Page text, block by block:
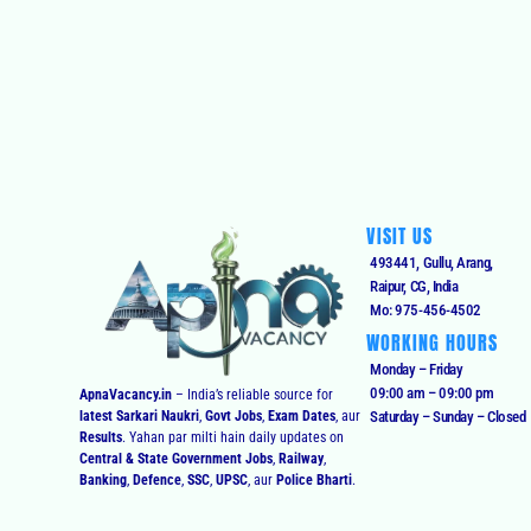
ApnaVacancy.in – India’s reliable source for
latest Sarkari Naukri ,Govt Jobs ,Exam Dates , aur
Results. Yahan par milti hain daily updates on
Central & State Government Jobs ,Railway,
Banking ,Defence ,SSC ,UPSC , aurPolice Bharti.
VISIT US
493441, Gullu, Arang,
Raipur, CG, India
Mo: 975-456-4502
WORKING HOURS
Monday – Friday
09:00 am – 09:00 pm
Saturday – Sunday – Closed